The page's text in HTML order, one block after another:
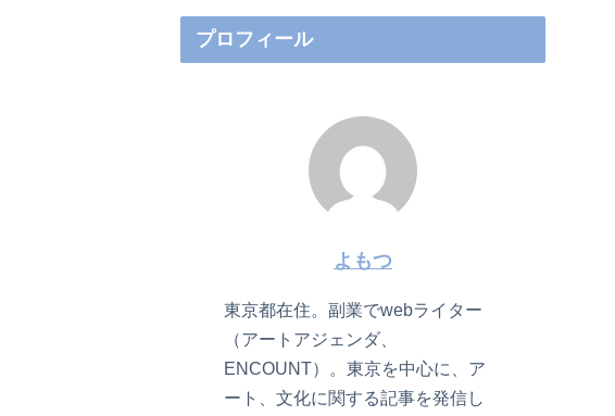
プロフィール
よもつ
東京都在住。副業でwebライター
（アートアジェンダ、
ENCOUNT）。東京を中心に、ア
ート、文化に関する記事を発信し